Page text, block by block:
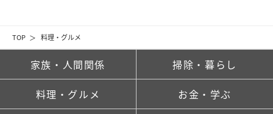
TOP 料理・グルメ
家族・人間関係 掃除・暮らし
料理・グルメ お金・学ぶ